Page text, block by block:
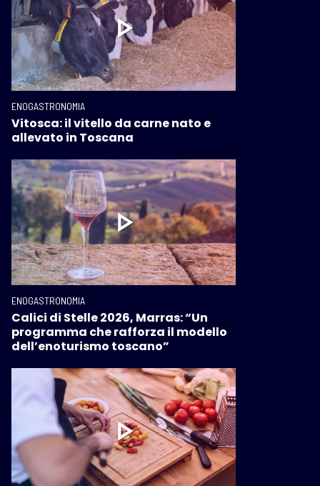
ENOGASTRONOMIA
Vitosca: il vitello da carne nato e
allevato in Toscana
ENOGASTRONOMIA
Calici di Stelle 2026, Marras: “Un
programma che rafforza il modello
dell’enoturismo toscano”